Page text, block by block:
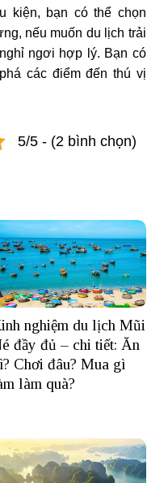
kiện, bạn có thể chọn
nếu muốn du lịch trải
ngơi hợp lý. Bạn có
các điểm đến thú vị
5/5 - (2 bình chọn)
nghiệm du lịch Mũi
đầy đủ – chi tiết: Ăn
Chơi đâu? Mua gì
làm quà?